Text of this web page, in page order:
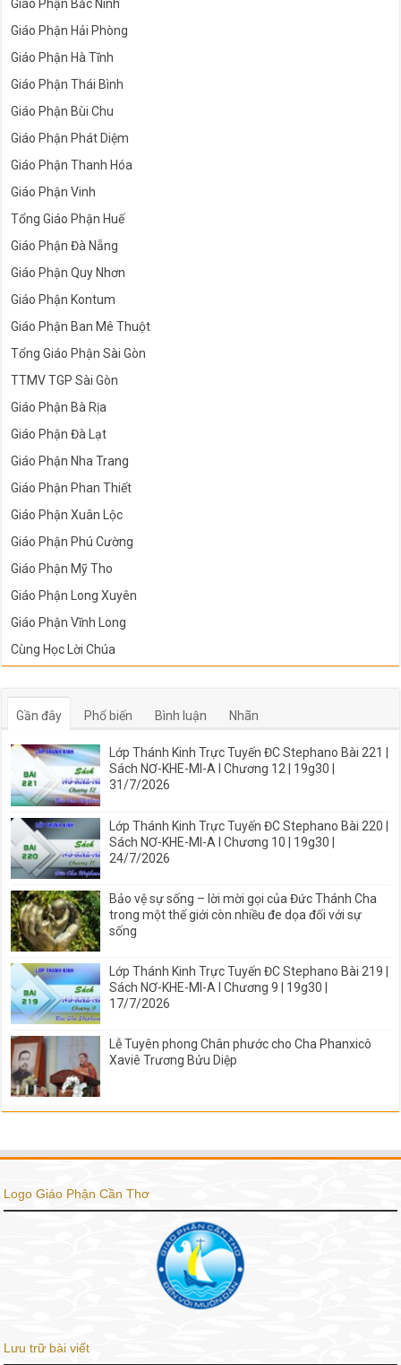
Giáo Phận Bắc Ninh
Giáo Phận Hải Phòng
Giáo Phận Hà Tĩnh
Giáo Phận Thái Bình
Giáo Phận Bùi Chu
Giáo Phận Phát Diệm
Giáo Phận Thanh Hóa
Giáo Phận Vinh
Tổng Giáo Phận Huế
Giáo Phận Đà Nẵng
Giáo Phận Quy Nhơn
Giáo Phận Kontum
Giáo Phận Ban Mê Thuột
Tổng Giáo Phận Sài Gòn
TTMV TGP Sài Gòn
Giáo Phận Bà Rịa
Giáo Phận Đà Lạt
Giáo Phận Nha Trang
Giáo Phận Phan Thiết
Giáo Phận Xuân Lộc
Giáo Phận Phú Cường
Giáo Phận Mỹ Tho
Giáo Phận Long Xuyên
Giáo Phận Vĩnh Long
Cùng Học Lời Chúa
Gần đây Phổ biến Bình luận Nhãn
Lớp Thánh Kinh Trực Tuyến ĐC Stephano Bài 221 |
Sách NƠ-KHE-MI-A I Chương 12 | 19g30 |
31/7/2026
Lớp Thánh Kinh Trực Tuyến ĐC Stephano Bài 220 |
Sách NƠ-KHE-MI-A I Chương 10 | 19g30 |
24/7/2026
Bảo vệ sự sống – lời mời gọi của Đức Thánh Cha
trong một thế giới còn nhiều đe dọa đối với sự
sống
Lớp Thánh Kinh Trực Tuyến ĐC Stephano Bài 219 |
Sách NƠ-KHE-MI-A I Chương 9 | 19g30 |
17/7/2026
Lễ Tuyên phong Chân phước cho Cha Phanxicô
Xaviê Trương Bửu Diệp
Logo Giáo Phận Cần Thơ
Lưu trữ bài viết